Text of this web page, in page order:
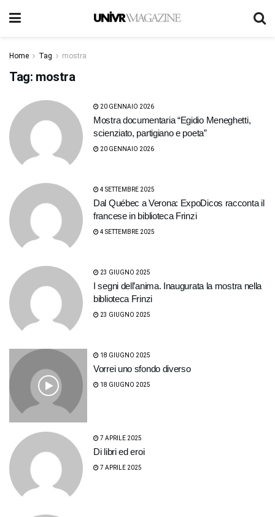
Home Tag mostra
Tag: mostra
20 GENNAIO 2026
Mostra documentaria “Egidio Meneghetti,
scienziato, partigiano e poeta”
20 GENNAIO 2026
4 SETTEMBRE 2025
Dal Québec a Verona: ExpoDicos racconta il
francese in biblioteca Frinzi
4 SETTEMBRE 2025
23 GIUGNO 2025
I segni dell’anima. Inaugurata la mostra nella
biblioteca Frinzi
23 GIUGNO 2025
18 GIUGNO 2025
Vorrei uno sfondo diverso
18 GIUGNO 2025
7 APRILE 2025
Di libri ed eroi
7 APRILE 2025